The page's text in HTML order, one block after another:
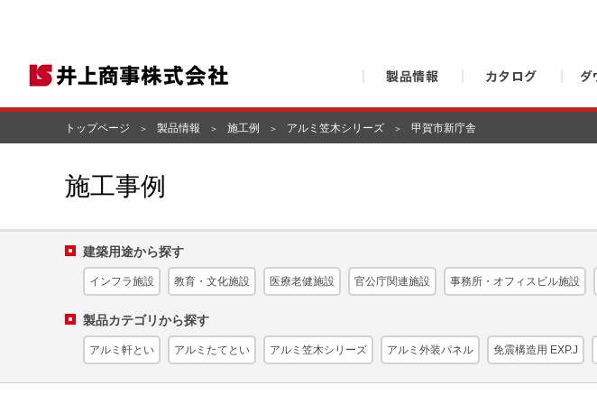
トップページ 製品情報 施工例 アルミ笠木シリーズ 甲賀市新庁舎
施工事例
建築用途から探す
インフラ施設 教育・文化施設 医療老健施設 官公庁関連施設 事務所・オフィスビル施設
製品カテゴリから探す
アルミ軒とい アルミたてとい アルミ笠木シリーズ アルミ外装パネル 免震構造用 EXP.J